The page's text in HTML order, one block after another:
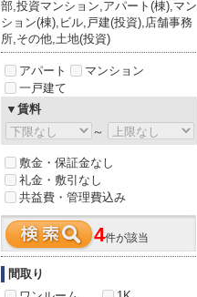
部,投資マンション,アパート(棟),マン
ション(棟),ビル,戸建(投資),店舗事務
所,その他,土地(投資)
アパート
マンション
一戸建て
▼賃料
～
敷金・保証金なし
礼金・敷引なし
共益費・管理費込み
4件が該当
間取り